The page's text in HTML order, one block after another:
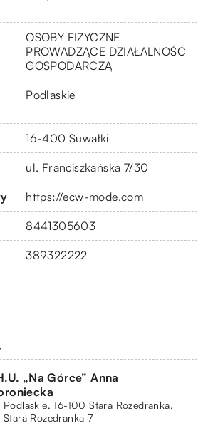
OSOBY FIZYCZNE
PROWADZĄCE DZIAŁALNOŚĆ
GOSPODARCZĄ
Podlaskie
16-400 Suwałki
ul. Franciszkańska 7/30
https://ecw-mode.com
8441305603
389322222
„Na Górce” Anna
Podlaskie, 16-100 Stara Rozedranka,
Stara Rozedranka 7